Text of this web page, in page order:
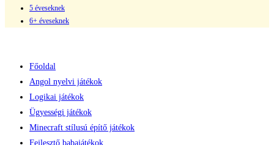
5 éveseknek
6+ éveseknek
Főoldal
Angol nyelvi játékok
Logikai játékok
Ügyességi játékok
Minecraft stílusú építő játékok
Fejlesztő babajátékok